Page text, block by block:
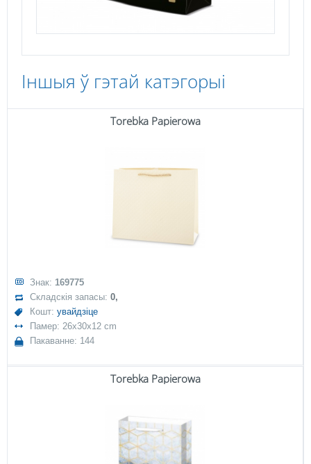
Іншыя ў гэтай катэгорыі
Torebka Papierowa
Знак: 169775
Складскія запасы:0,
Кошт:увайдзіце
Памер: 26x30x12 cm
Пакаванне: 144
Torebka Papierowa